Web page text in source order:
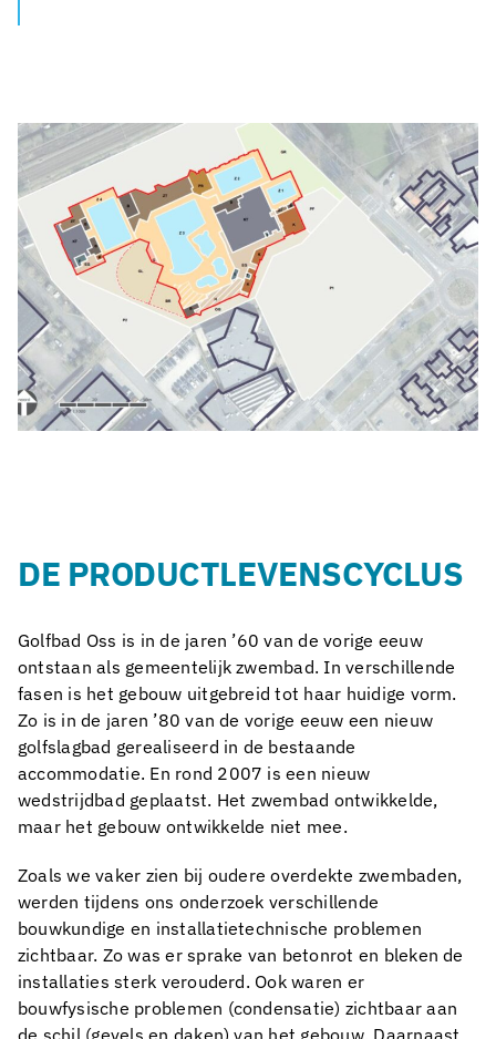
DE PRODUCTLEVENSCYCLUS
Golfbad Oss is in de jaren ’60 van de vorige eeuw
ontstaan als gemeentelijk zwembad. In verschillende
fasen is het gebouw uitgebreid tot haar huidige vorm.
Zo is in de jaren ’80 van de vorige eeuw een nieuw
golfslagbad gerealiseerd in de bestaande
accommodatie. En rond 2007 is een nieuw
wedstrijdbad geplaatst. Het zwembad ontwikkelde,
maar het gebouw ontwikkelde niet mee.
Zoals we vaker zien bij oudere overdekte zwembaden,
werden tijdens ons onderzoek verschillende
bouwkundige en installatietechnische problemen
zichtbaar. Zo was er sprake van betonrot en bleken de
installaties sterk verouderd. Ook waren er
bouwfysische problemen (condensatie) zichtbaar aan
de schil (gevels en daken) van het gebouw. Daarnaast